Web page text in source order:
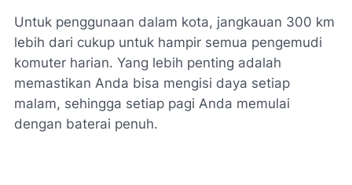
Untuk penggunaan dalam kota, jangkauan 300 km
lebih dari cukup untuk hampir semua pengemudi
komuter harian. Yang lebih penting adalah
memastikan Anda bisa mengisi daya setiap
malam, sehingga setiap pagi Anda memulai
dengan baterai penuh.